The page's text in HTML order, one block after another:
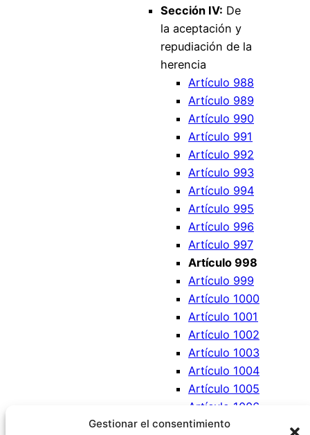
Gestionar el consentimiento
Sección IV: De
la aceptación y
repudiación de la
herencia
Artículo 988
Artículo 989
Artículo 990
Artículo 991
Artículo 992
Artículo 993
Artículo 994
Artículo 995
Artículo 996
Artículo 997
Artículo 998
Artículo 999
Artículo 1000
Artículo 1001
Artículo 1002
Artículo 1003
Artículo 1004
Artículo 1005
Artículo 1006
Artículo 1007